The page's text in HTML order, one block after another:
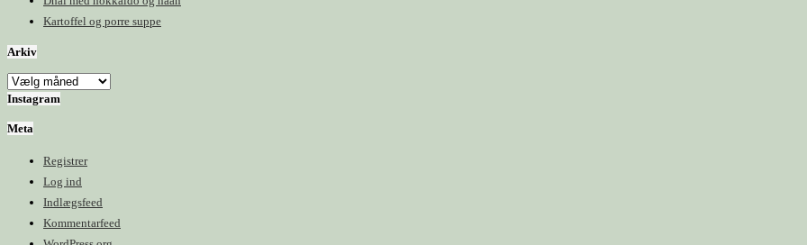
Kartoffel og porre suppe
Arkiv
Arkiv
Instagram
Meta
Registrer
Log ind
Indlægsfeed
Kommentarfeed